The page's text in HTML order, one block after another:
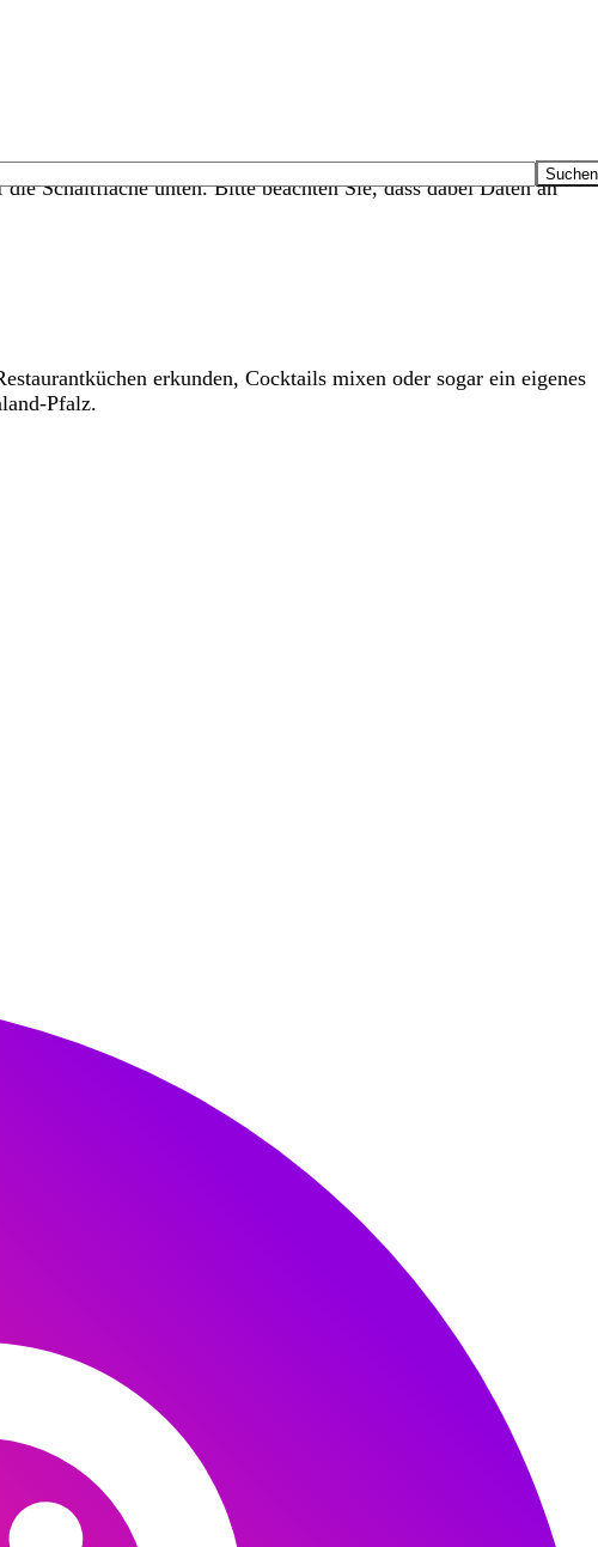
Schaltfläche unten. Bitte beachten Sie, dass dabei Daten an
erkunden, Cocktails mixen oder sogar ein eigenes
Pfalz.